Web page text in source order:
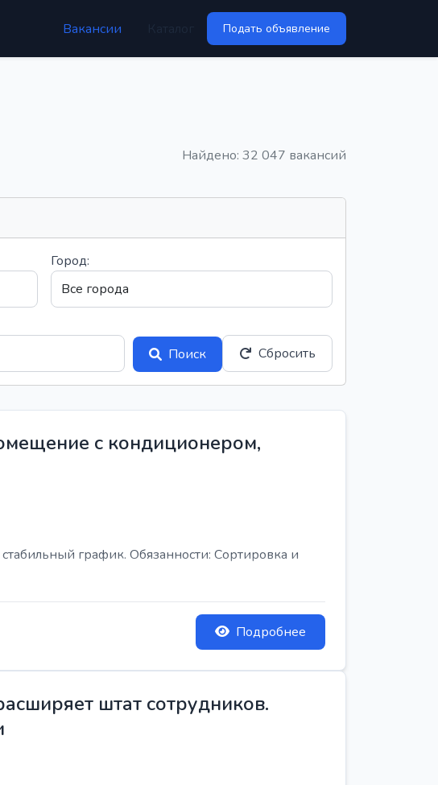
Вакансии Подать объявление
Найдено: 32 047 вакансий
Город:
Поиск
Сбросить
с кондиционером,
график. Обязанности: Сортировка и
Подробнее
штат сотрудников.